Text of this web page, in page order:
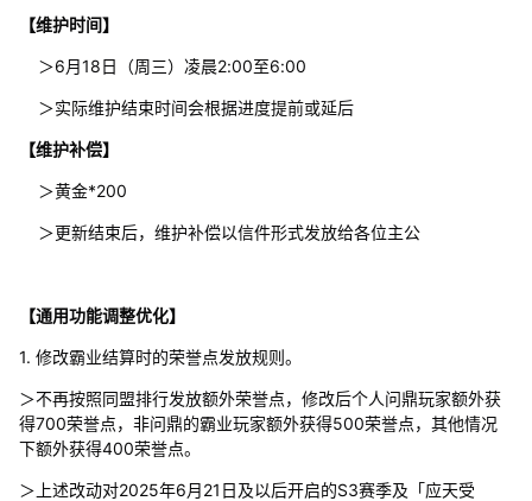
【维护时间】
＞6月18日（周三）凌晨2:00至6:00
＞实际维护结束时间会根据进度提前或延后
【维护补偿】
＞黄金*200
＞更新结束后，维护补偿以信件形式发放给各位主公
【通用功能调整优化】
1. 修改霸业结算时的荣誉点发放规则。
＞不再按照同盟排行发放额外荣誉点，修改后个人问鼎玩家额外获
得700荣誉点，非问鼎的霸业玩家额外获得500荣誉点，其他情况
下额外获得400荣誉点。
＞上述改动对2025年6月21日及以后开启的S3赛季及「应天受